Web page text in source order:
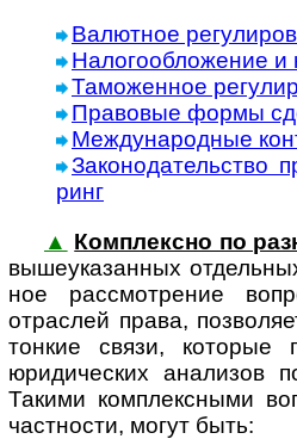
Валютное
Налогообложение
Таможенное
Правовые формы
Международные
Законодательство
ринг
▲ Комплексно по
вы­ше­ука­зан­ных
ное рассмотрение
отраслей права,
тонкие связи,
юридических анализов
Такими комплексными
частности, могут быть: